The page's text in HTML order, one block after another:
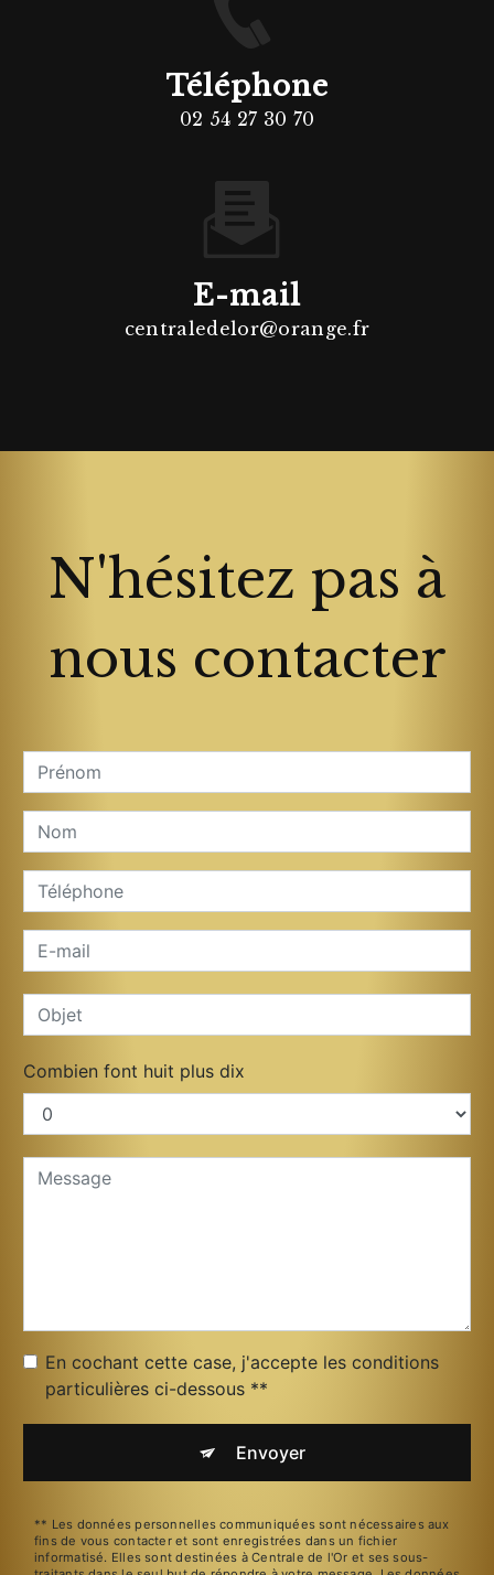
Téléphone
02 54 27 30 70
E-mail
centraledelor@orange.fr
N'hésitez pas à
nous contacter
Combien font huit plus dix
En cochant cette case, j'accepte les conditions
particulières ci-dessous **
Envoyer
** Les données personnelles communiquées sont nécessaires aux
fins de vous contacter et sont enregistrées dans un fichier
informatisé. Elles sont destinées à Centrale de l'Or et ses sous-